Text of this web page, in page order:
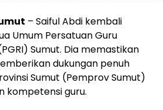
– Saiful Abdi kembali
Umum Persatuan Guru
Sumut. Dia memastikan
dukungan penuh
Sumut (Pemprov Sumut)
kompetensi guru.